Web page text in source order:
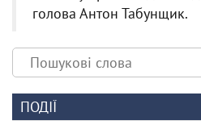
голова Антон Табунщик.
ПОДІЇ